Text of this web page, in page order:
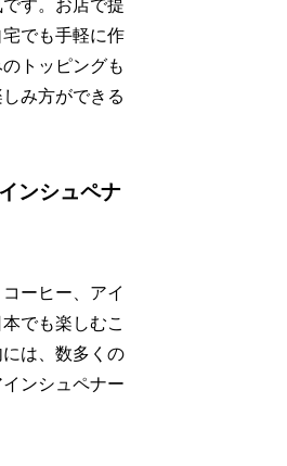
す。お店で提
でも手軽に作
トッピングも
み方ができる
ンシュペナ
ーヒー、アイ
でも楽しむこ
は、数多くの
ンシュペナー